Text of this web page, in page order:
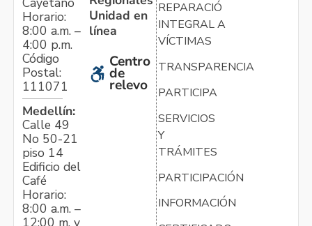
Horario:
8:00 a.m. –
4:00 p.m.
Código
Postal:
111071
Medellín:
Calle 49
No 50-21
piso 14
Edificio del
Café
Horario:
8:00 a.m. –
Unidad en
línea
Centro
de
relevo
REPARACIÓN
INTEGRAL A
VÍCTIMAS
TRANSPARENCIA
PARTICIPA
SERVICIOS
Y
TRÁMITES
PARTICIPACIÓN
INFORMACIÓN